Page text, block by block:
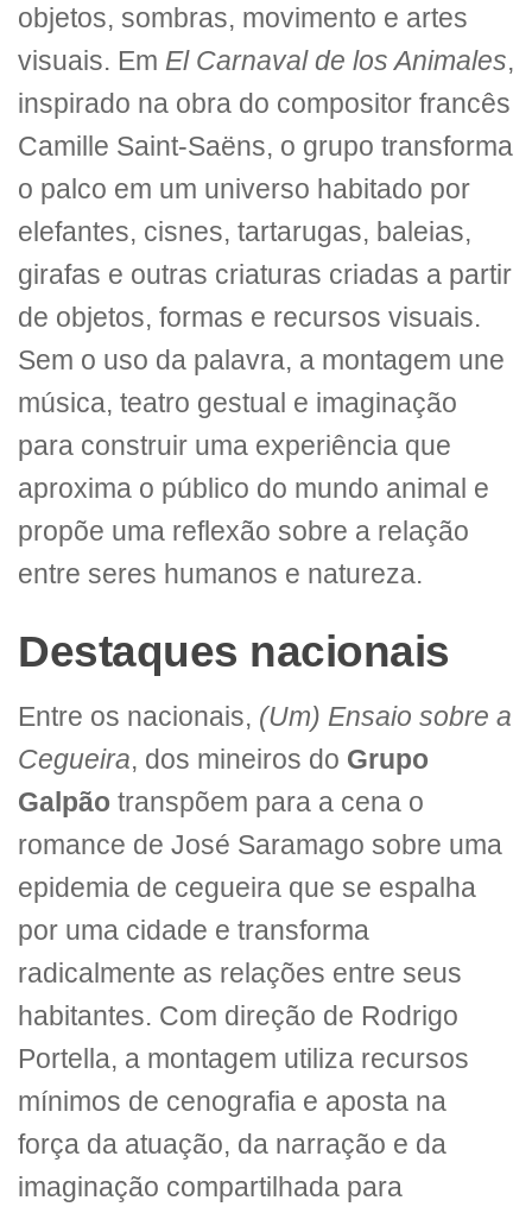
objetos, sombras, movimento e artes
visuais. Em El Carnaval de los Animales,
inspirado na obra do compositor francês
Camille Saint-Saëns, o grupo transforma
o palco em um universo habitado por
elefantes, cisnes, tartarugas, baleias,
girafas e outras criaturas criadas a partir
de objetos, formas e recursos visuais.
Sem o uso da palavra, a montagem une
música, teatro gestual e imaginação
para construir uma experiência que
aproxima o público do mundo animal e
propõe uma reflexão sobre a relação
entre seres humanos e natureza.
Destaques nacionais
Entre os nacionais, (Um) Ensaio sobre a
Cegueira, dos mineiros do Grupo
Galpão transpõem para a cena o
romance de José Saramago sobre uma
epidemia de cegueira que se espalha
por uma cidade e transforma
radicalmente as relações entre seus
habitantes. Com direção de Rodrigo
Portella, a montagem utiliza recursos
mínimos de cenografia e aposta na
força da atuação, da narração e da
imaginação compartilhada para